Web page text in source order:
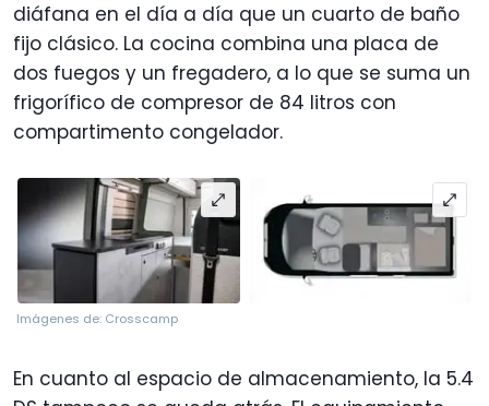
diáfana en el día a día que un cuarto de baño
fijo clásico. La cocina combina una placa de
dos fuegos y un fregadero, a lo que se suma un
frigorífico de compresor de 84 litros con
compartimento congelador.
Imágenes de: Crosscamp
En cuanto al espacio de almacenamiento, la 5.4